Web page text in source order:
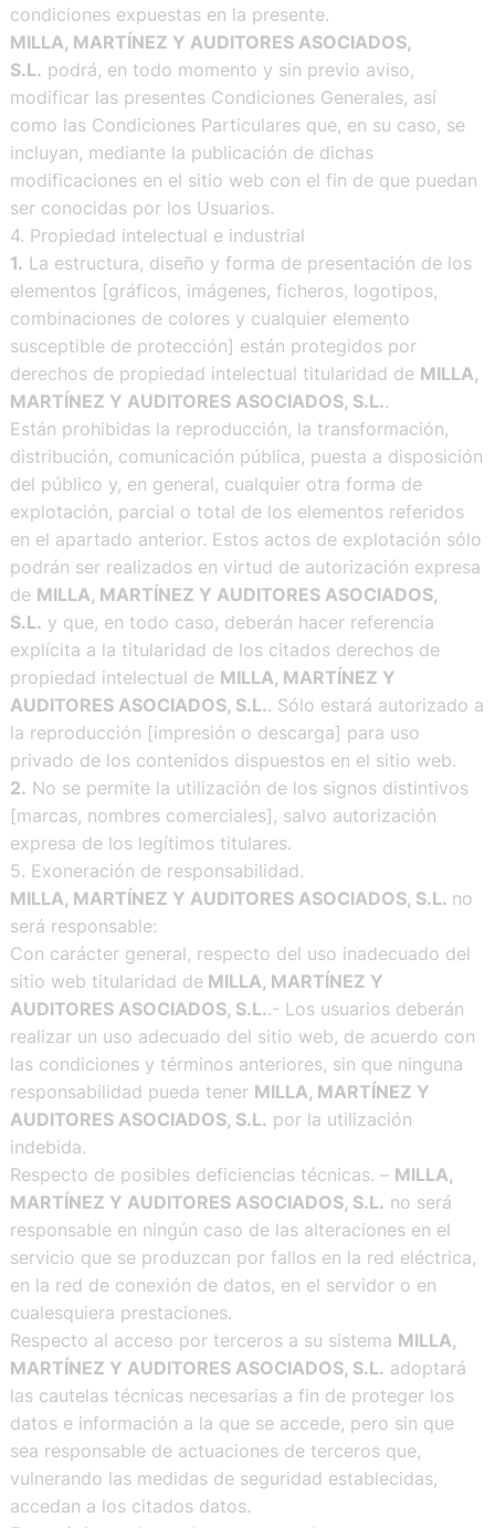
condiciones expuestas en la presente.
MILLA, MARTÍNEZ Y AUDITORES ASOCIADOS,
S.L. podrá, en todo momento y sin previo aviso,
modificar las presentes Condiciones Generales, así
como las Condiciones Particulares que, en su caso, se
incluyan, mediante la publicación de dichas
modificaciones en el sitio web con el fin de que puedan
ser conocidas por los Usuarios.
4. Propiedad intelectual e industrial
1. La estructura, diseño y forma de presentación de los
elementos [gráficos, imágenes, ficheros, logotipos,
combinaciones de colores y cualquier elemento
susceptible de protección] están protegidos por
derechos de propiedad intelectual titularidad de MILLA,
MARTÍNEZ Y AUDITORES ASOCIADOS, S.L..
Están prohibidas la reproducción, la transformación,
distribución, comunicación pública, puesta a disposición
del público y, en general, cualquier otra forma de
explotación, parcial o total de los elementos referidos
en el apartado anterior. Estos actos de explotación sólo
podrán ser realizados en virtud de autorización expresa
de MILLA, MARTÍNEZ Y AUDITORES ASOCIADOS,
S.L. y que, en todo caso, deberán hacer referencia
explícita a la titularidad de los citados derechos de
propiedad intelectual de MILLA, MARTÍNEZ Y
AUDITORES ASOCIADOS, S.L.. Sólo estará autorizado a
la reproducción [impresión o descarga] para uso
privado de los contenidos dispuestos en el sitio web.
2. No se permite la utilización de los signos distintivos
[marcas, nombres comerciales], salvo autorización
expresa de los legítimos titulares.
5. Exoneración de responsabilidad.
MILLA, MARTÍNEZ Y AUDITORES ASOCIADOS, S.L. no
será responsable:
Con carácter general, respecto del uso inadecuado del
sitio web titularidad de MILLA, MARTÍNEZ Y
AUDITORES ASOCIADOS, S.L..- Los usuarios deberán
realizar un uso adecuado del sitio web, de acuerdo con
las condiciones y términos anteriores, sin que ninguna
responsabilidad pueda tener MILLA, MARTÍNEZ Y
AUDITORES ASOCIADOS, S.L. por la utilización
indebida.
Respecto de posibles deficiencias técnicas. – MILLA,
MARTÍNEZ Y AUDITORES ASOCIADOS, S.L. no será
responsable en ningún caso de las alteraciones en el
servicio que se produzcan por fallos en la red eléctrica,
en la red de conexión de datos, en el servidor o en
cualesquiera prestaciones.
Respecto al acceso por terceros a su sistema MILLA,
MARTÍNEZ Y AUDITORES ASOCIADOS, S.L. adoptará
las cautelas técnicas necesarias a fin de proteger los
datos e información a la que se accede, pero sin que
sea responsable de actuaciones de terceros que,
vulnerando las medidas de seguridad establecidas,
accedan a los citados datos.